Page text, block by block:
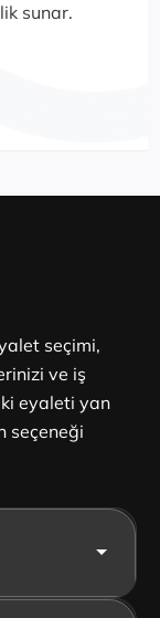
sunar.
seçimi,
ve iş
eyaleti yan
seçeneği